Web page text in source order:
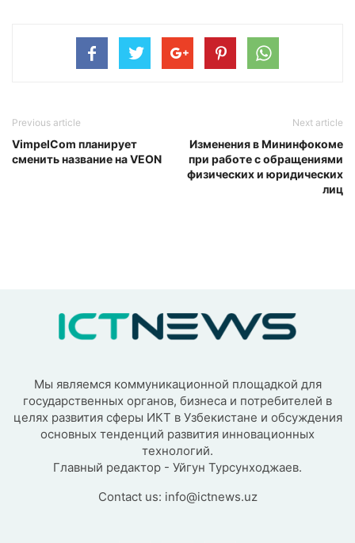
Previous article
VimpelCom планирует
сменить название на VEON
Next article
Изменения в Мининфокоме
при работе с обращениями
физических и юридических
лиц
Мы являемся коммуникационной площадкой для
государственных органов, бизнеса и потребителей в
целях развития сферы ИКТ в Узбекистане и обсуждения
основных тенденций развития инновационных
технологий.
Главный редактор - Уйгун Турсунходжаев.
Contact us: info@ictnews.uz